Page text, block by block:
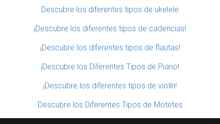
Descubre los diferentes tipos de ukelele
¡Descubre los diferentes tipos de cadencias!
¡Descubre los diferentes tipos de flautas!
¡Descubre los Diferentes Tipos de Piano!
¡Descubre los diferentes tipos de violín!
Descubre los Diferentes Tipos de Motetes